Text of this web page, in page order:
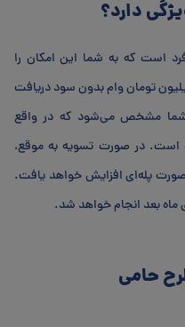
دارد؟
است که به شما این امکان را
تا در مواقع ضروری، تا سقف 10 میلیون تومان وام بدون سود دریافت
شما مشخص می‌شود که در واقع
است. در صورت تسویه به موقع،
پله‌ای افزایش خواهد یافت.
ماه بعد انجام خواهد شد.
حامی